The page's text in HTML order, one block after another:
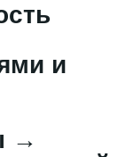
и
→